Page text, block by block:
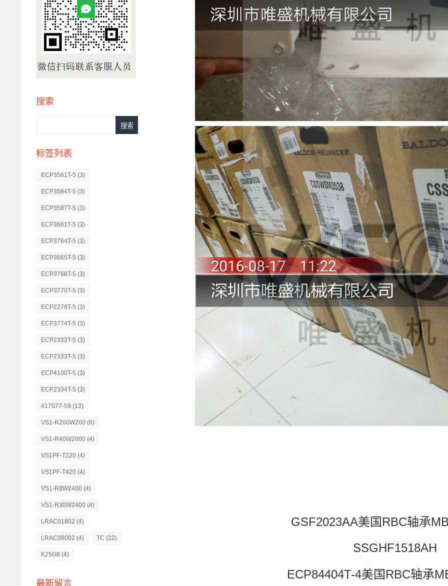
搜索
标签列表
ECP3581T-5 (3)
ECP3584T-5 (3)
ECP3587T-5 (3)
ECP3661T-5 (3)
ECP3764T-5 (3)
ECP3665T-5 (3)
ECP3768T-5 (3)
ECP3770T-5 (3)
ECP2276T-5 (3)
ECP3774T-5 (3)
ECP2332T-5 (3)
ECP2333T-5 (3)
ECP4100T-5 (3)
ECP2334T-5 (3)
417077-59 (13)
VS1-R200W200 (6)
VS1-R40W2000 (4)
VS1PF-T220 (4)
VS1PF-T420 (4)
VS1-R8W2400 (4)
VS1-R30W2400 (4)
LRAC01802 (4)
LRAC08002 (4) TC (22)
K25G8 (4)
最新留言
GSF2023AA美国RBC轴承
SSGHF1518AH
ECP84404T-4美国RBC轴承